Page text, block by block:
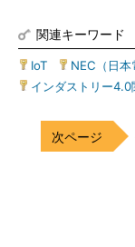
関連キーワード
IoT NEC（日本
インダストリー4.0